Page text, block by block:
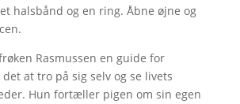
halsbånd og en ring. Åbne øjne og
Rasmussen en guide for
at tro på sig selv og se livets
Hun fortæller pigen om sin egen